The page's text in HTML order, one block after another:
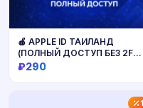
🍎 APPLE ID ТАИЛАНД
(ПОЛНЫЙ ДОСТУП БЕЗ 2FA)
НАВСЕГДА ВАШ iPhone ios
₽290
1